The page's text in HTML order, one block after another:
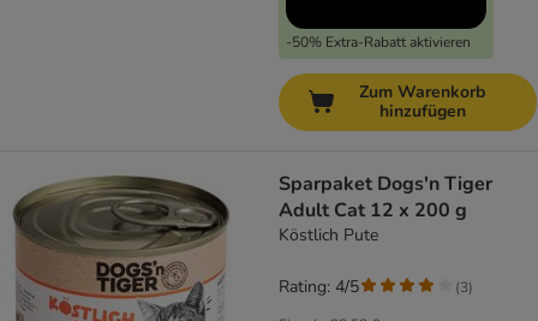
-50% Extra-Rabatt aktivieren
Zum Warenkorb
hinzufügen
Sparpaket Dogs'n Tiger
Adult Cat 12 x 200 g
Köstlich Pute
Rating: 4/5 (3)